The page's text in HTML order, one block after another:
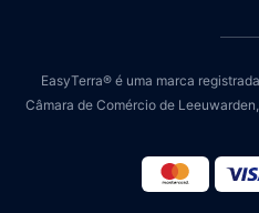
EasyTerra® é uma marca
Câmara de Comércio de